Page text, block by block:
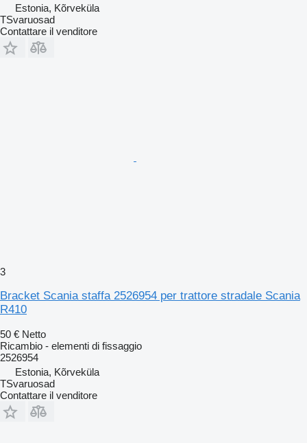
Estonia, Kõrveküla
TSvaruosad
Contattare il venditore
3
Bracket Scania staffa 2526954 per trattore stradale Scania
R410
50 € Netto
Ricambio - elementi di fissaggio
2526954
Estonia, Kõrveküla
TSvaruosad
Contattare il venditore